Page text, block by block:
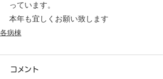
っています。
本年も宜しくお願い致します
各病棟
コメント